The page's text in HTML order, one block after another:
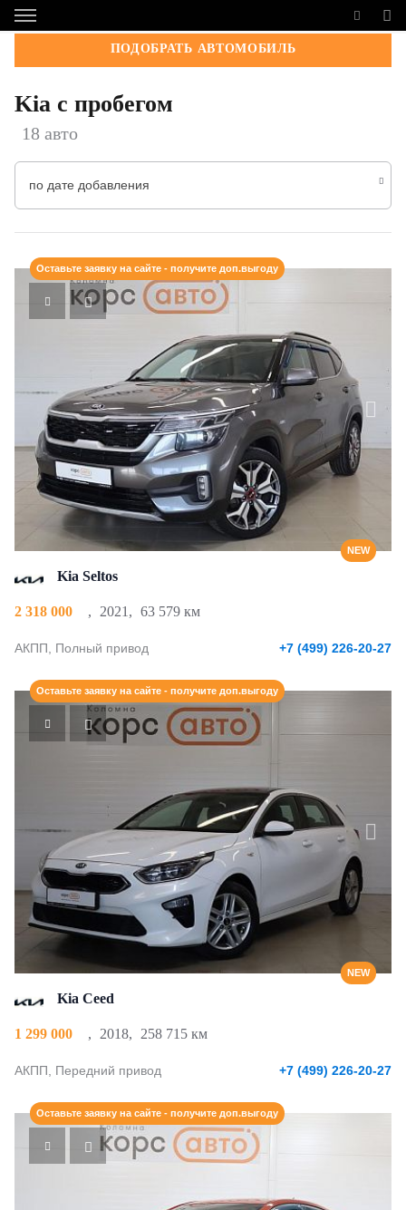
ПОДОБРАТЬ АВТОМОБИЛЬ
Kia с пробегом
18 авто
по дате добавления
NEW
Оставьте заявку на сайте - получите доп.выгоду
Kia Seltos
2 318 000 , 2021 , 63 579 км
АКПП, Полный привод +7 (499) 226-20-27
NEW
Оставьте заявку на сайте - получите доп.выгоду
Kia Ceed
1 299 000 , 2018, 258 715 км
АКПП, Передний привод +7 (499) 226-20-27
Оставьте заявку на сайте - получите доп.выгоду